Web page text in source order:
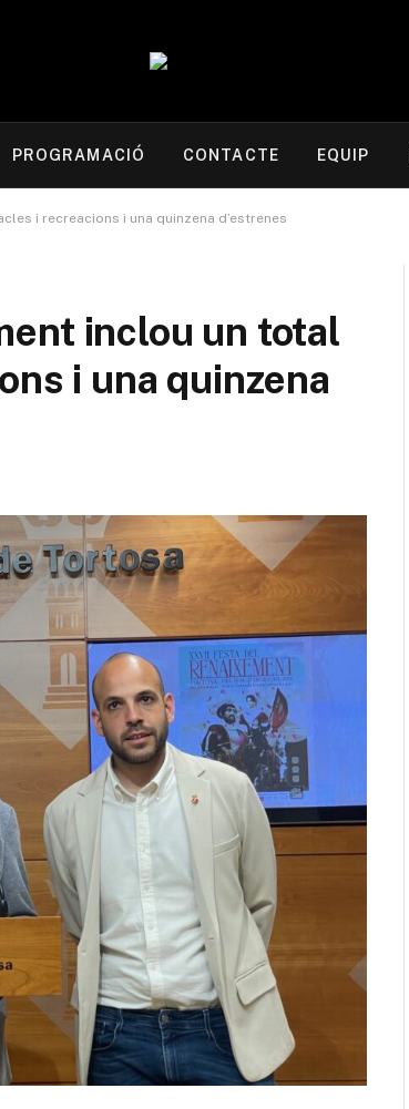
PROGRAMACIÓ CONTACTE EQUIP
i recreacions i una quinzena d’estrenes
inclou un total
i una quinzena